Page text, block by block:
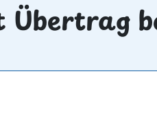
Übertrag